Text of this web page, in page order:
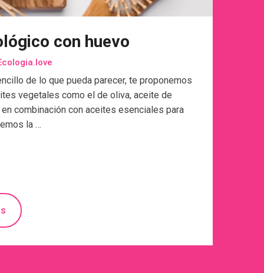
con huevo
de lo que pueda parecer, te proponemos
vegetales como el de oliva, aceite de
combinación con aceites esenciales para
la …